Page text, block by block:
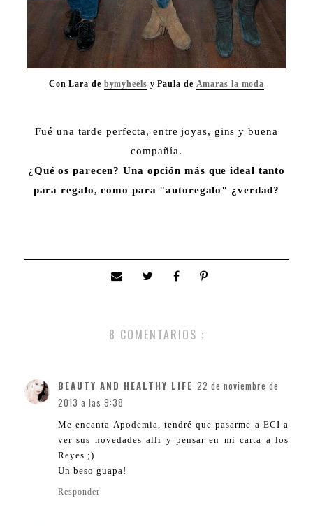
Con Lara de bymyheels y Paula de Amaras la moda
Fué una tarde perfecta, entre joyas, gins y buena
compañía.
¿Qué os parecen? Una opción más que ideal tanto
para regalo, como para "autoregalo" ¿verdad?
8 COMENTARIOS :
BEAUTY AND HEALTHY LIFE 22 de noviembre de
2013 a las 9:38
Me encanta Apodemia, tendré que pasarme a ECI a
ver sus novedades allí y pensar en mi carta a los
Reyes ;)
Un beso guapa!
Responder